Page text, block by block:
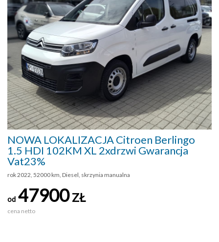
NOWA LOKALIZACJA Citroen Berlingo
1.5 HDI 102KM XL 2xdrzwi Gwarancja
Vat23%
rok 2022, 52000 km, Diesel, skrzynia manualna
od 47900ZŁ
cena netto